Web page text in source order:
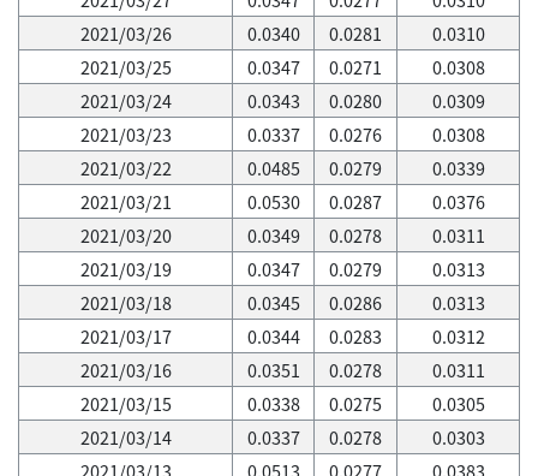
2021/03/26
0.0340 0.0281
0.0310
2021/03/25
0.0347 0.0271
0.0308
2021/03/24
0.0343 0.0280
0.0309
2021/03/23
0.0337 0.0276
0.0308
2021/03/22
0.0485 0.0279
0.0339
2021/03/21
0.0530 0.0287
0.0376
2021/03/20
0.0349 0.0278
0.0311
2021/03/19
0.0347 0.0279
0.0313
2021/03/18
0.0345 0.0286
0.0313
2021/03/17
0.0344 0.0283
0.0312
2021/03/16
0.0351 0.0278
0.0311
2021/03/15
0.0338 0.0275
0.0305
2021/03/14
0.0337 0.0278
0.0303
2021/03/13
0.0513 0.0277
0.0383